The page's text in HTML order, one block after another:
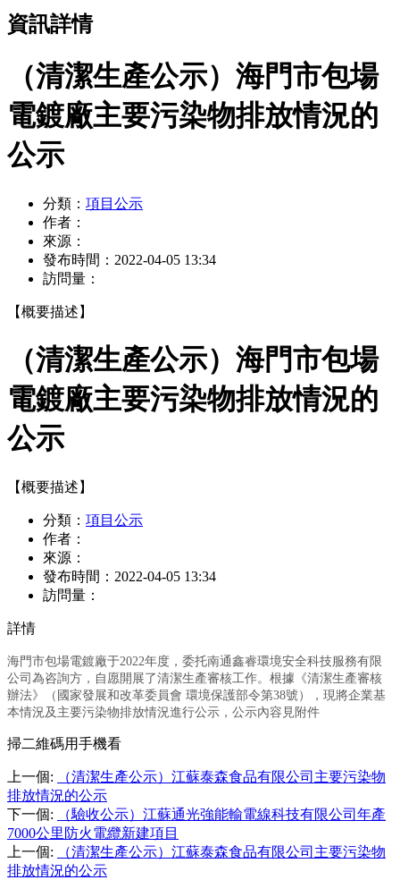
資訊詳情
（清潔生產公示）海門市包場
電鍍廠主要污染物排放情況的
公示
分類： 項目公示
作者：
來源：
發布時間： 2022-04-05 13:34
訪問量：
【概要描述】
（清潔生產公示）海門市包場
電鍍廠主要污染物排放情況的
公示
【概要描述】
分類： 項目公示
作者：
來源：
發布時間： 2022-04-05 13:34
訪問量：
詳情
海門市包場電鍍廠于2022年度，委托南通鑫睿環境安全科技服務有限
公司 為咨詢方，自愿開展了清潔生產審核工作。根據 《清潔生產審核
辦法》 （ 國家發展和改革委員會 環境保護部令第38號 ），現將企業基
本情況及主要污染物排放情況進行公示，公示內容見附件
掃二維碼用手機看
上一個:
（清潔生產公示）江蘇泰森食品有限公司主要污染物
排放情況的公示
下一個:
（驗收公示）江蘇通光強能輸電線科技有限公司年產
7000公里防火電纜新建項目
上一個:
（清潔生產公示）江蘇泰森食品有限公司主要污染物
排放情況的公示